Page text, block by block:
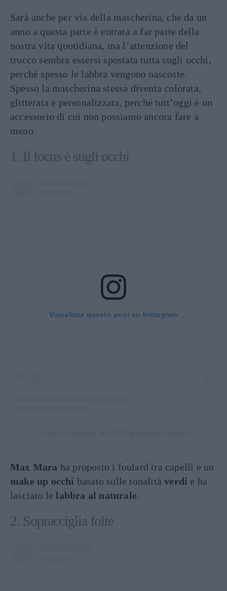
Sarà anche per via della mascherina, che da un
anno a questa parte è entrata a far parte della
nostra vita quotidiana, ma l’attenzione del
trucco sembra essersi spostata tutta sugli occhi,
perché spesso le labbra vengono nascoste.
Spesso la mascherina stessa diventa colorata,
glitterata e personalizzata, perché tutt’oggi è un
accessorio di cui non possiamo ancora fare a
meno.
1. Il focus è sugli occhi
Visualizza questo post su Instagram
Max Mara ha proposto i foulard tra capelli e un
make up occhi basato sulle tonalitàverdi e ha
lasciato le labbra al naturale.
2. Sopracciglia folte